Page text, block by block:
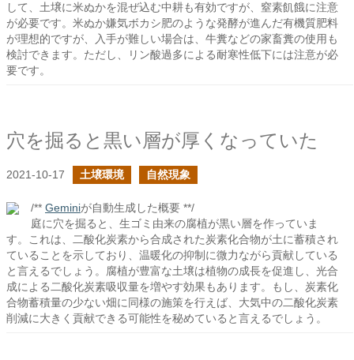
して、土壌に米ぬかを混ぜ込む中耕も有効ですが、窒素飢餓に注意
が必要です。米ぬか嫌気ボカシ肥のような発酵が進んだ有機質肥料
が理想的ですが、入手が難しい場合は、牛糞などの家畜糞の使用も
検討できます。ただし、リン酸過多による耐寒性低下には注意が必
要です。
穴を掘ると黒い層が厚くなっていた
2021-10-17 土壌環境 自然現象
/** Geminiが自動生成した概要 **/
庭に穴を掘ると、生ゴミ由来の腐植が黒い層を作っていま
す。これは、二酸化炭素から合成された炭素化合物が土に蓄積され
ていることを示しており、温暖化の抑制に微力ながら貢献している
と言えるでしょう。腐植が豊富な土壌は植物の成長を促進し、光合
成による二酸化炭素吸収量を増やす効果もあります。もし、炭素化
合物蓄積量の少ない畑に同様の施策を行えば、大気中の二酸化炭素
削減に大きく貢献できる可能性を秘めていると言えるでしょう。